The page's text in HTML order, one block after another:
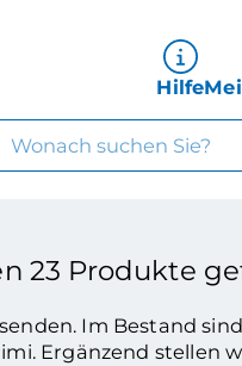
Hilfe
23 Produkte
Im Bestand
Ergänzend stellen